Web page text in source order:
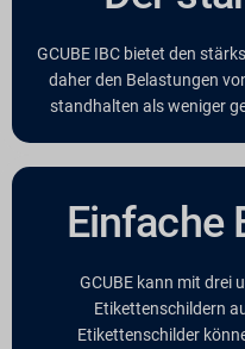
GCUBE IBC bietet den
daher den Belastungen
standhalten als weniger
Einfache
GCUBE kann mit drei
Etikettenschildern
Etikettenschilder